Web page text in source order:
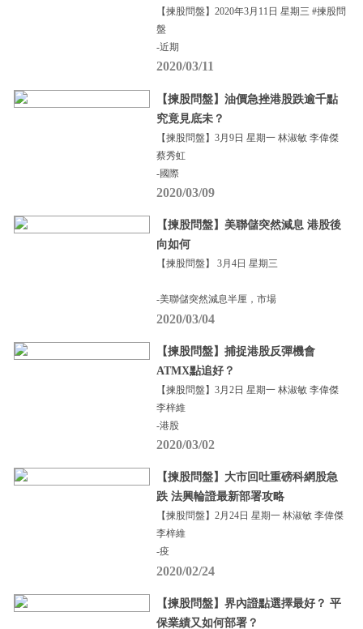
【揀股問盤】2020年3月11日 星期三 #揀股問
盤
-近期
2020/03/11
【揀股問盤】油價急挫港股跌逾千點
究竟見底未？
【揀股問盤】3月9日 星期一 林淑敏 李偉傑
蔡秀虹
-國際
2020/03/09
【揀股問盤】美聯儲突然減息 港股後
向如何
【揀股問盤】 3月4日 星期三
-美聯儲突然減息半厘，市場
2020/03/04
【揀股問盤】捕捉港股反彈機會
ATMX點追好？
【揀股問盤】3月2日 星期一 林淑敏 李偉傑
李梓維
-港股
2020/03/02
【揀股問盤】大市回吐重磅科網股急
跌 法興輪證最新部署攻略
【揀股問盤】2月24日 星期一 林淑敏 李偉傑
李梓維
-疫
2020/02/24
【揀股問盤】界內證點選擇最好？ 平
保業績又如何部署？